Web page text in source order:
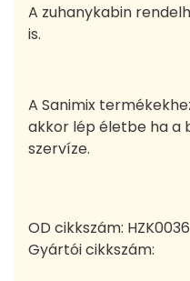
A zuhanykabin
is.
A Sanimix
akkor lép életbe ha a
szervíze.
OD cikkszám:
Gyártói cikkszám: